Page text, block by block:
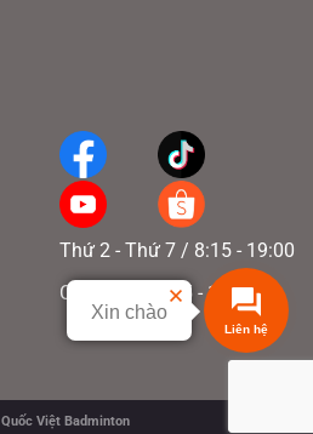
Thứ 2 - Thứ 7 / 8:15 - 19:00
Chủ nhật / 8:15 - 17:00
Quốc Việt Badminton
Liên hệ
Xin chào